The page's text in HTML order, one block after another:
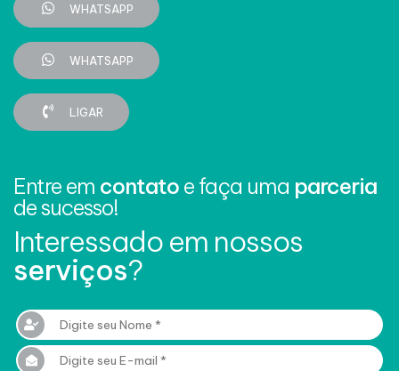
WHATSAPP
WHATSAPP
LIGAR
Entre em contato e faça uma parceria
de sucesso!
Interessado em nossos
serviços?